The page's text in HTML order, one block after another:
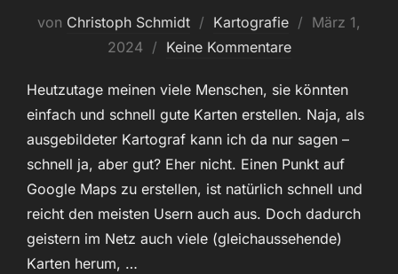
von Christoph Schmidt Kartografie
März 1,
2024
Keine Kommentare
Heutzutage meinen viele Menschen, sie könnten
einfach und schnell gute Karten erstellen. Naja, als
ausgebildeter Kartograf kann ich da nur sagen –
schnell ja, aber gut? Eher nicht. Einen Punkt auf
Google Maps zu erstellen, ist natürlich schnell und
reicht den meisten Usern auch aus. Doch dadurch
geistern im Netz auch viele (gleichaussehende)
Karten herum, …